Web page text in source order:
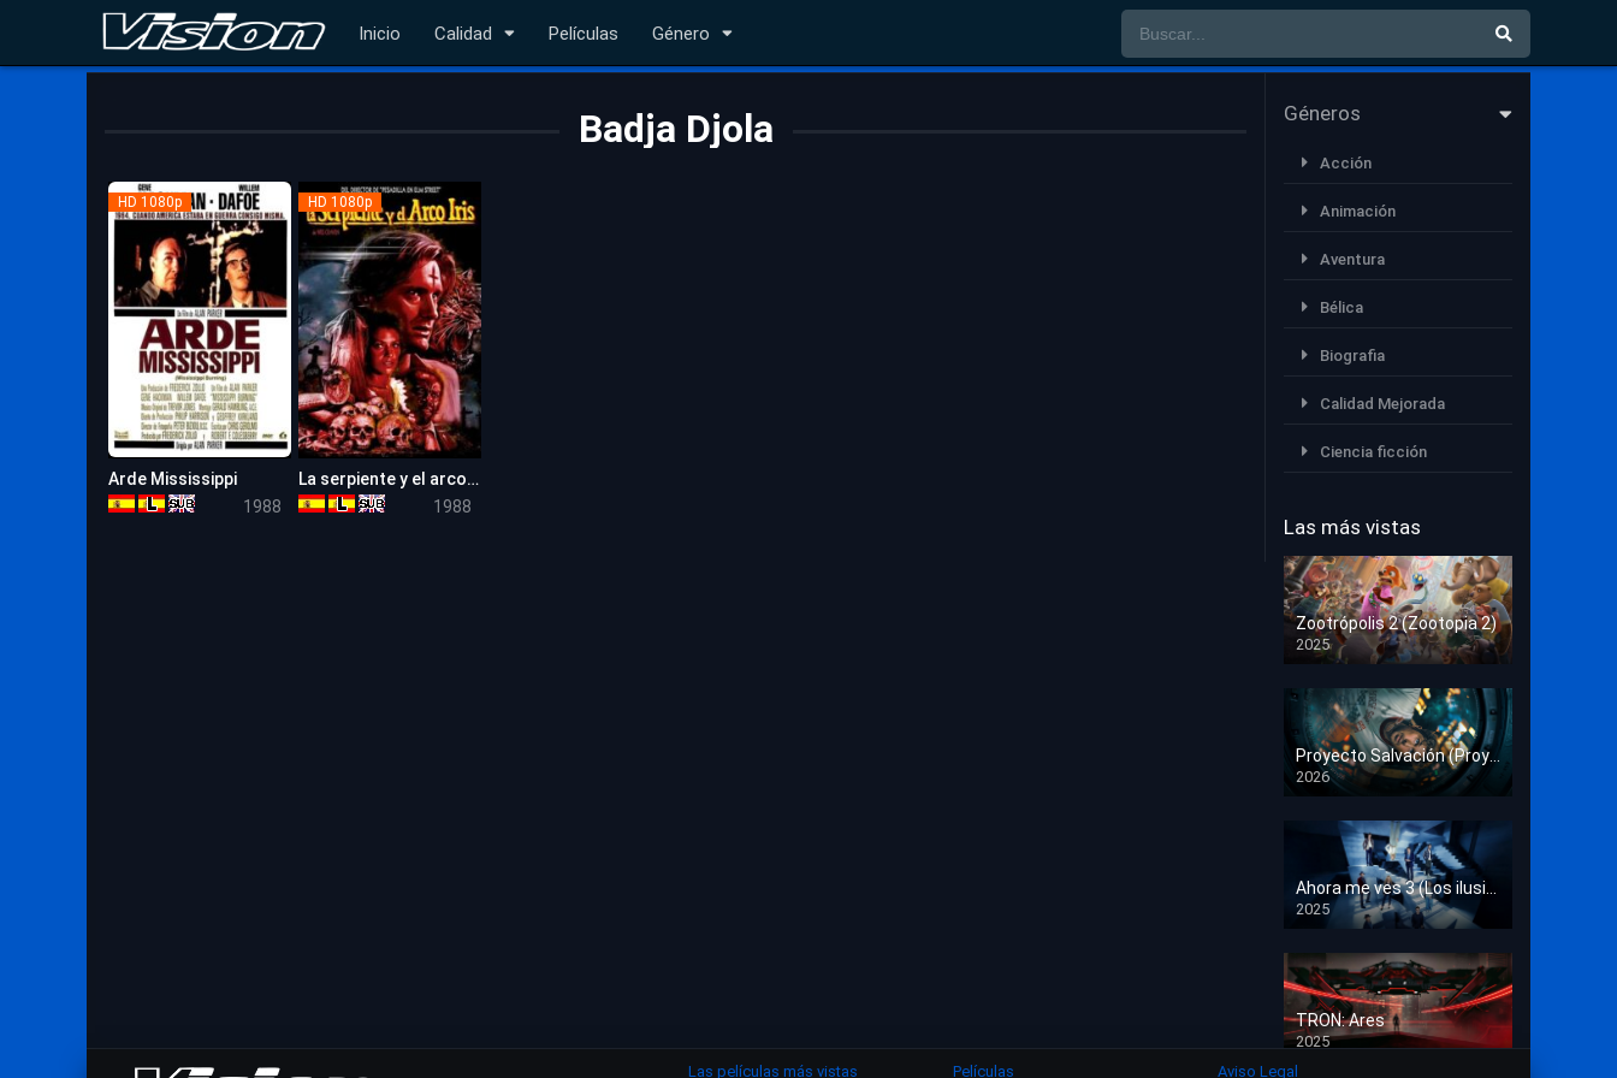
Inicio Calidad Películas Género
Badja Djola
HD 1080p
Arde Mississippi
1988
HD 1080p
La serpiente y el arco iris
1988
Géneros
Acción
Animación
Aventura
Bélica
Biografia
Calidad Mejorada
Ciencia ficción
Deporte
Documental
Drama
Estrénos en Cine
Familia
Familiar
Fantasía
Guerra
Historia
Misterio
Las más vistas
Zootrópolis 2 (Zootopia 2)
2025
HD 1080p
2026
HD 1080p
2025
HD 1080p
TRON: Ares
2025
HD 1080p
Las películas más vistas Películas Aviso Legal